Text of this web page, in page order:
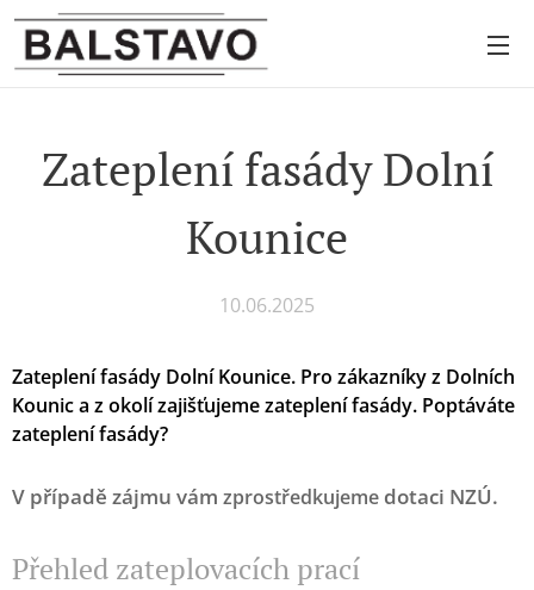
Zateplení fasády Dolní
Kounice
10.06.2025
Zateplení fasády Dolní Kounice. Pro zákazníky z Dolních
Kounic a z okolí zajišťujeme zateplení fasády. Poptáváte
zateplení fasády?
V případě zájmu vám zprostředkujeme dotaci NZÚ.
Přehled zateplovacích prací